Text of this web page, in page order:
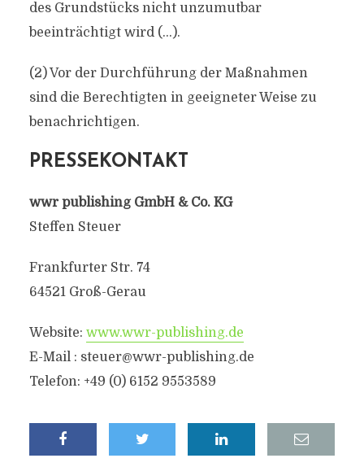
des Grundstücks nicht unzumutbar
beeinträchtigt wird (…).
(2) Vor der Durchführung der Maßnahmen
sind die Berechtigten in geeigneter Weise zu
benachrichtigen.
PRESSEKONTAKT
wwr publishing GmbH & Co. KG
Steffen Steuer
Frankfurter Str. 74
64521 Groß-Gerau
Website: www.wwr-publishing.de
E-Mail : steuer@wwr-publishing.de
Telefon: +49 (0) 6152 9553589